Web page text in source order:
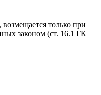
только при
законом (ст. 16.1 ГК